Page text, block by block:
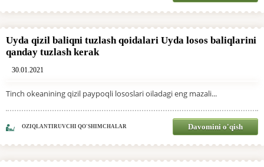
Uyda qizil baliqni tuzlash qoidalari Uyda losos baliqlarini
qanday tuzlash kerak
30.01.2021
Tinch okeanining qizil paypoqli lososlari oiladagi eng mazali...
OZIQLANTIRUVCHI QO'SHIMCHALAR Davomini o'qish